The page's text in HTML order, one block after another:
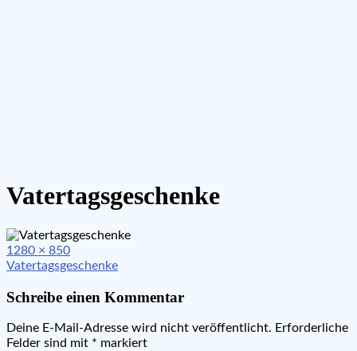
Vatertagsgeschenke
Full
size
1280 × 850
Beitragsnavigation
Vatertagsgeschenke
Schreibe einen Kommentar
Deine E-Mail-Adresse wird nicht veröffentlicht. Erforderliche
Felder sind mit * markiert